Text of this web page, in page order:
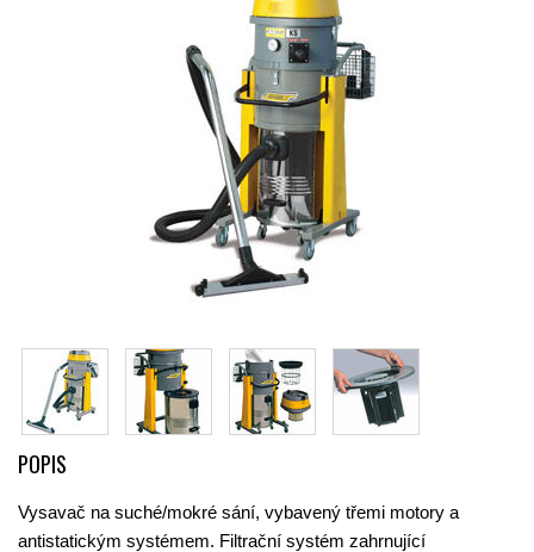
POPIS
Vysavač na suché/mokré sání, vybavený třemi motory a
antistatickým systémem. Filtrační systém zahrnující